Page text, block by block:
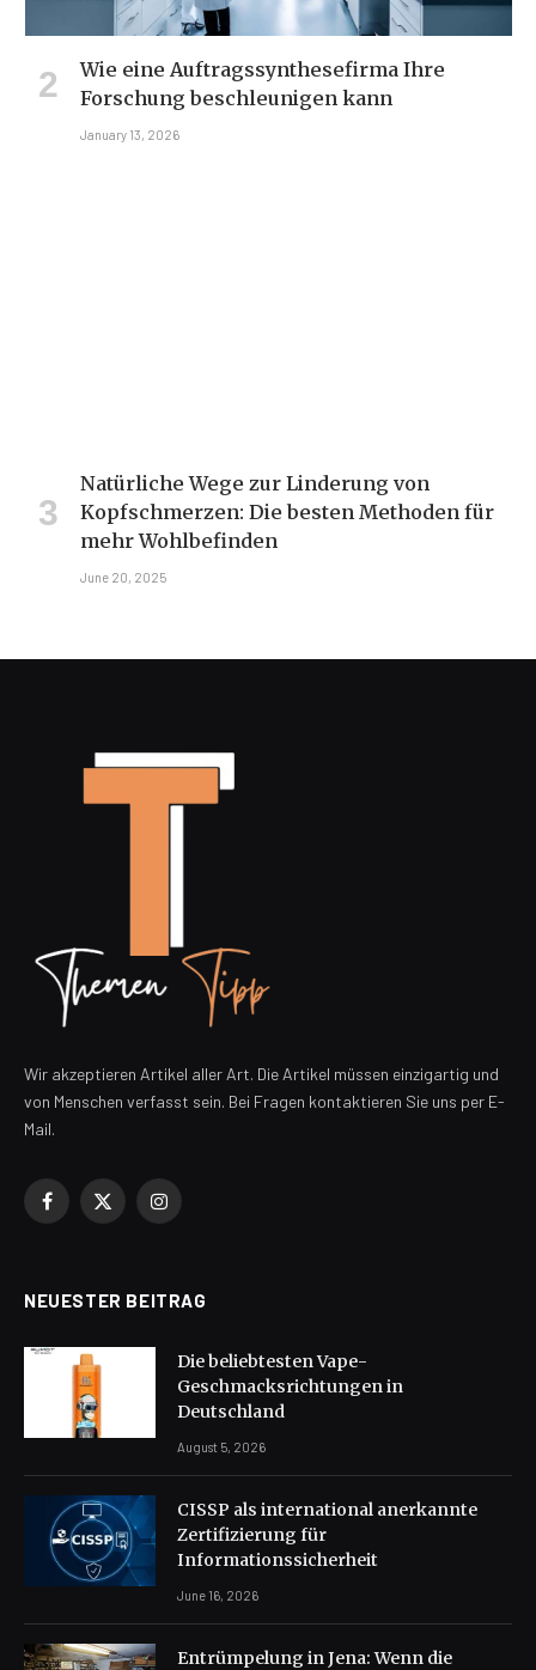
Wie eine Auftragssynthesefirma Ihre
Forschung beschleunigen kann
January 13, 2026
Natürliche Wege zur Linderung von
Kopfschmerzen: Die besten Methoden für
mehr Wohlbefinden
June 20, 2025
Wir akzeptieren Artikel aller Art. Die Artikel müssen einzigartig und
von Menschen verfasst sein. Bei Fragen kontaktieren Sie uns per E-
Mail.
Facebook
X
Instagram
NEUESTER BEITRAG
Die beliebtesten Vape-
Geschmacksrichtungen in
Deutschland
August 5, 2026
CISSP als international anerkannte
Zertifizierung für
Informationssicherheit
June 16, 2026
Entrümpelung in Jena: Wenn die